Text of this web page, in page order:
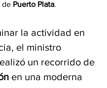
de Puerto Plata.
la actividad en
el ministro
un recorrido de
en una moderna